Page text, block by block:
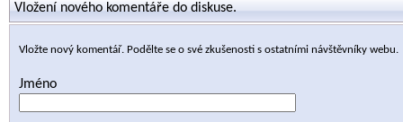
Vložení nového komentáře do diskuse.
Vložte nový komentář. Podělte se o své zkušenosti s ostatními návštěvníky webu.
Jméno